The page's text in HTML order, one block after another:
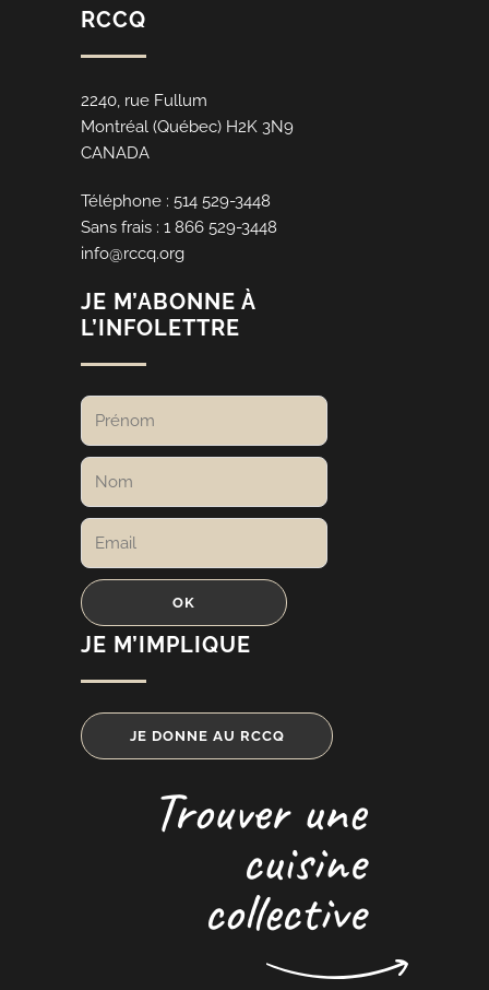
RCCQ
2240, rue Fullum
Montréal (Québec) H2K 3N9
CANADA
Téléphone : 514 529-3448
Sans frais : 1 866 529-3448
info@rccq.org
JE M’ABONNE À
L’INFOLETTRE
JE M’IMPLIQUE
JE DONNE AU RCCQ
Trouver une
cuisine
collective